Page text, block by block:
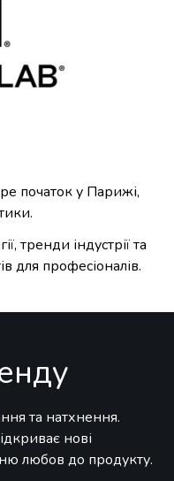
початок у Парижі,
тренди індустрії та
для професіоналів.
та натхнення.
нові
любов до продукту.